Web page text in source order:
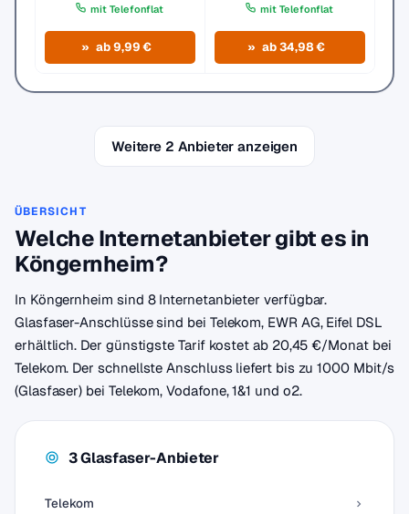
mit Telefonflat
ab 9,99 €
mit Telefonflat
ab 34,98 €
Weitere 2 Anbieter anzeigen
ÜBERSICHT
Welche Internetanbieter gibt es in
Köngernheim?
In Köngernheim sind 8 Internetanbieter verfügbar.
Glasfaser-Anschlüsse sind bei Telekom, EWR AG, Eifel DSL
erhältlich. Der günstigste Tarif kostet ab 20,45 €/Monat bei
Telekom. Der schnellste Anschluss liefert bis zu 1000 Mbit/s
(Glasfaser) bei Telekom, Vodafone, 1&1 und o2.
3 Glasfaser-Anbieter
Telekom